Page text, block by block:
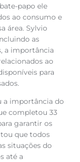
papo ele
ao consumo e
área. Sylvio
as
a importância
ao
para
a importância do
completou 33
garantir os
que todos
situações do
até a